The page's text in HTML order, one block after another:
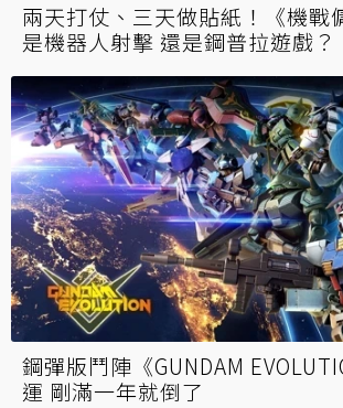
兩天打仗、三天做貼紙！《機戰
是機器人射擊 還是鋼普拉遊戲？
鋼彈版鬥陣《GUNDAM
運 剛滿一年就倒了